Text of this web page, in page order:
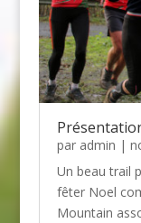
par admin |
Un beau trail
fêter Noel
Mountain